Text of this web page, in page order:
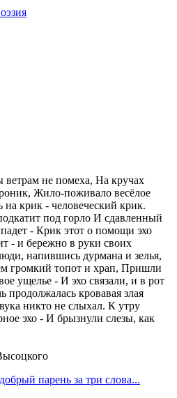
ветрам не помеха, На кручах
Жило-поживало весёлое
на крик - человеческий крик.
под горло И сдавленный
- Крик этот о помощи эхо
- и бережно в руки своих
напившись дурмана и зелья,
громкий топот и храп, Пришли
ущелье - И эхо связали, и в рот
кровавая злая
никто не слыхал. К утру
эхо - И брызнули слезы, как
парень за три слова...